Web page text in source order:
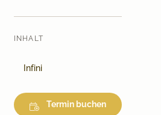
INHALT
Infini
Termin buchen